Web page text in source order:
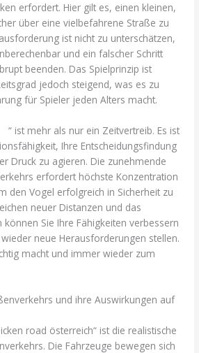
erfordert. Hier gilt es, einen kleinen,
über eine vielbefahrene Straße zu
ist nicht zu unterschätzen,
und ein falscher Schritt
beenden. Das Spielprinzip ist
jedoch steigend, was es zu
für Spieler jeden Alters macht.
“ ist mehr als nur ein Zeitvertreib. Es ist
Ihre Entscheidungsfindung
Druck zu agieren. Die zunehmende
erfordert höchste Konzentration
den Vogel erfolgreich in Sicherheit zu
neuer Distanzen und das
Sie Ihre Fähigkeiten verbessern
neue Herausforderungen stellen.
macht und immer wieder zum
und ihre Auswirkungen auf
road österreich“ ist die realistische
Die Fahrzeuge bewegen sich